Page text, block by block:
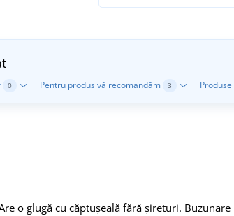
0 Pentru produs vă recomandăm 3
o glugă cu căptușeală fără șireturi. Buzunare